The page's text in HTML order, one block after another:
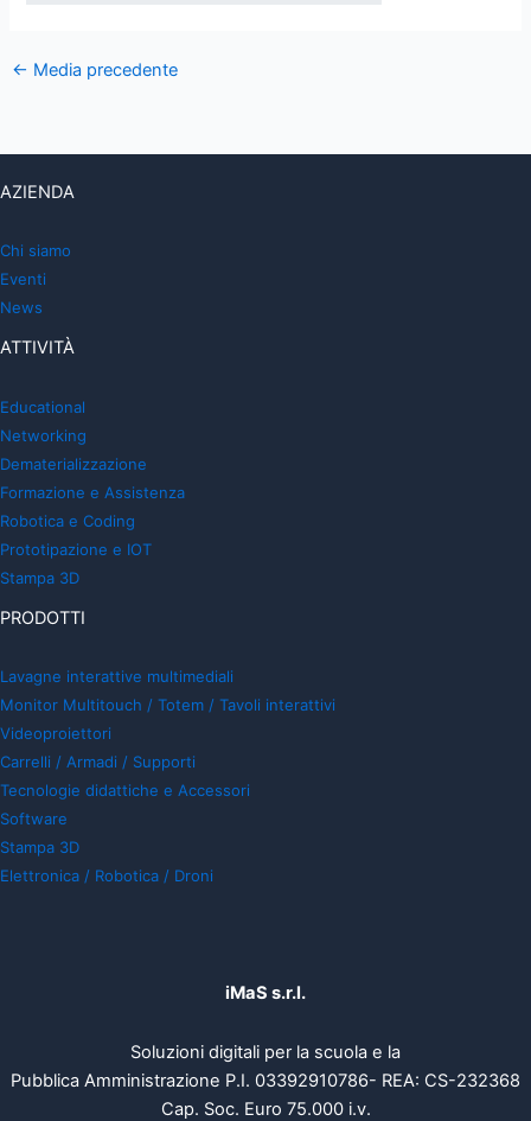
← Media precedente
AZIENDA
Chi siamo
Eventi
News
ATTIVITÀ
Educational
Networking
Dematerializzazione
Formazione e Assistenza
Robotica e Coding
Prototipazione e IOT
Stampa 3D
PRODOTTI
Lavagne interattive multimediali
Monitor Multitouch / Totem / Tavoli interattivi
Videoproiettori
Carrelli / Armadi / Supporti
Tecnologie didattiche e Accessori
Software
Stampa 3D
Elettronica / Robotica / Droni
iMaS s.r.l.
Soluzioni digitali per la scuola e la
Pubblica Amministrazione P.I. 03392910786- REA: CS-232368
Cap. Soc. Euro 75.000 i.v.